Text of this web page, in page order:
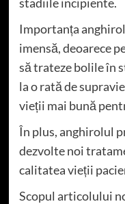
Importanța
imensă, deoarece
să trateze bolile în
la o rată de
vieții mai bună
În plus, anghirolul
dezvolte noi
calitatea vieții
Scopul articolului